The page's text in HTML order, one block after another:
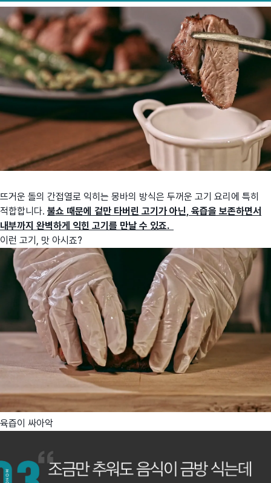
뜨거운 돌의 간접열로 익히는 몽바의 방식은 두꺼운 고기 요리에 특히
적합합니다. 불쇼 때문에 겉만 타버린 고기가 아닌, 육즙을 보존하면서
내부까지 완벽하게 익힌 고기를 만날 수 있죠.
이런 고기, 맛 아시죠?
육즙이 싸아악